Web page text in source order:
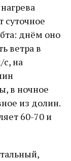
днём оно
ветра в
с, на
в ночное
из долин.
60-70 и